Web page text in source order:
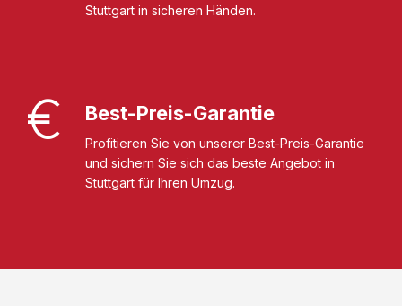
Stuttgart in sicheren Händen.
Best-Preis-Garantie
Profitieren Sie von unserer Best-Preis-Garantie
und sichern Sie sich das beste Angebot in
Stuttgart für Ihren Umzug.